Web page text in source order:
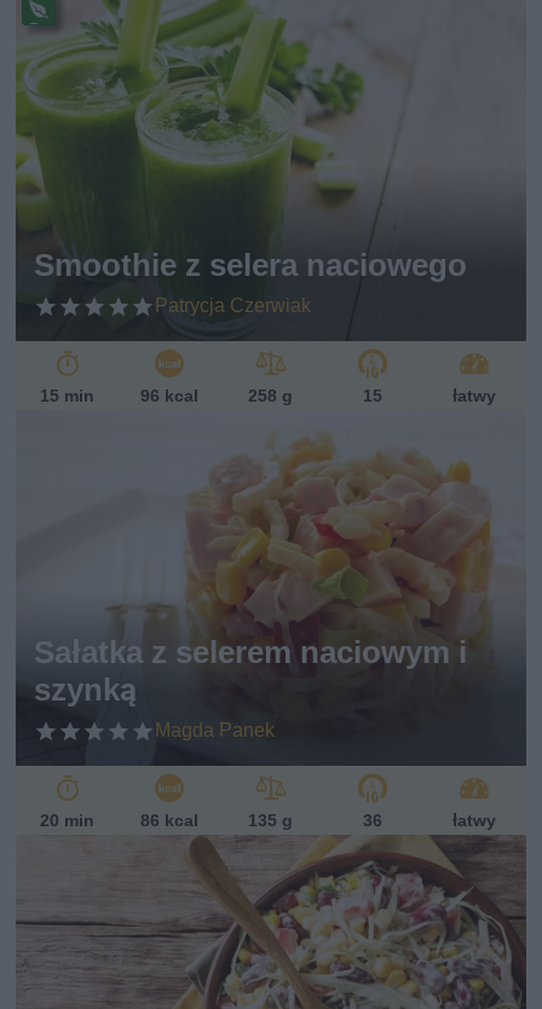
Smoothie z selera naciowego
Patrycja Czerwiak
Pr
ze
pi
s
eg
ań
sk
15 min 96 kcal 258 g 15 łatwy
Sałatka z selerem naciowym i
szynką
Magda Panek
20 min 86 kcal 135 g 36 łatwy